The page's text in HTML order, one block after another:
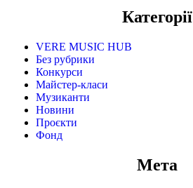
Категорії
VERE MUSIC HUB
Без рубрики
Конкурси
Майстер-класи
Музиканти
Новини
Проєкти
Фонд
Мета